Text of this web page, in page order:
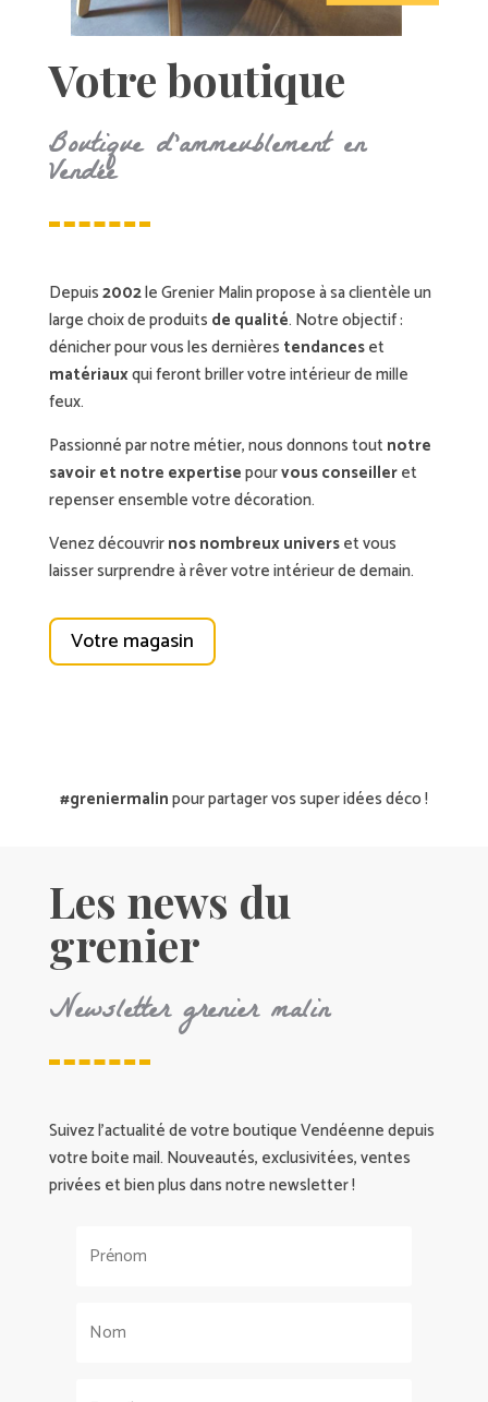
Votre boutique
Boutique d’ammeublement en
Vendée
Depuis2002le Grenier Malin propose à sa clientèle un
large choix de produits de qualité. Notre objectif :
dénicher pour vous les dernières tendanceset
matériauxqui feront briller votre intérieur de mille
feux.
Passionné par notre métier, nous donnons tout notre
savoir et notre expertisepourvous conseilleret
repenser ensemble votre décoration.
Venez découvrirnos nombreux universet vous
laisser surprendre à rêver votre intérieur de demain.
Votre magasin
#greniermalinpour partager vos super idées déco !
Les news du
grenier
Newsletter grenier malin
Suivez l’actualité de votre boutique Vendéenne depuis
votre boite mail. Nouveautés, exclusivitées, ventes
privées et bien plus dans notre newsletter !